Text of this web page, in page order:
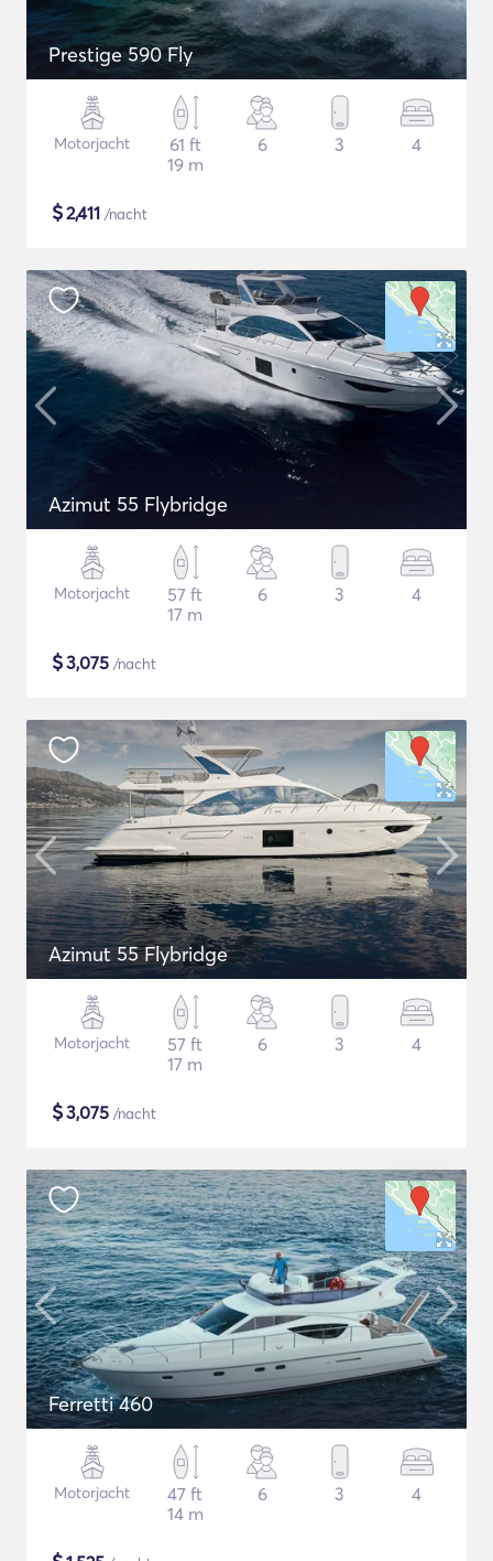
Prestige 590 Fly
Motorjacht
61 ft
19 m
6 3 4
$2,411 /nacht
Azimut 55 Flybridge
Motorjacht
57 ft
17 m
6 3 4
$3,075 /nacht
Azimut 55 Flybridge
Motorjacht
57 ft
17 m
6 3 4
$3,075 /nacht
Ferretti 460
Motorjacht
47 ft
14 m
6 3 4